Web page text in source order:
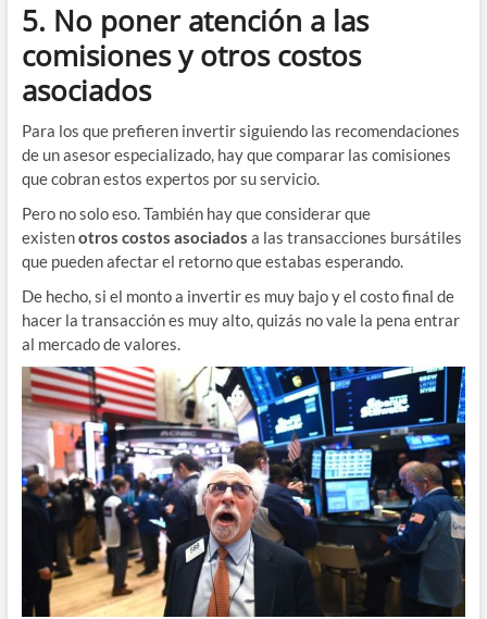
5. No poner atención a las
comisiones y otros costos
asociados
Para los que prefieren invertir siguiendo las recomendaciones
de un asesor especializado, hay que comparar las comisiones
que cobran estos expertos por su servicio.
Pero no solo eso. También hay que considerar que
existenotros costos asociados a las transacciones bursátiles
que pueden afectar el retorno que estabas esperando.
De hecho, si el monto a invertir es muy bajo y el costo final de
hacer la transacción es muy alto, quizás no vale la pena entrar
al mercado de valores.